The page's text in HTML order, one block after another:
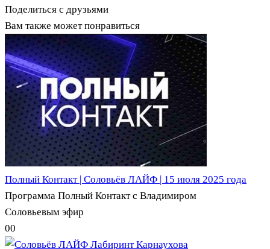
Поделиться с друзьями
Вам также может понравиться
Полный Контакт | Соловьёв ЛАЙФ | 15 июля 2025 года
Программа Полный Контакт с Владимиром
Соловьевым эфир
00